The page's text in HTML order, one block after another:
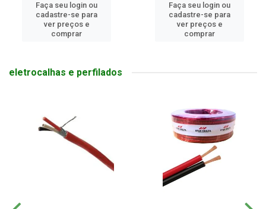
Faça seu login ou
cadastre-se para
ver preços e
comprar
Faça seu login ou
cadastre-se para
ver preços e
comprar
eletrocalhas e perfilados